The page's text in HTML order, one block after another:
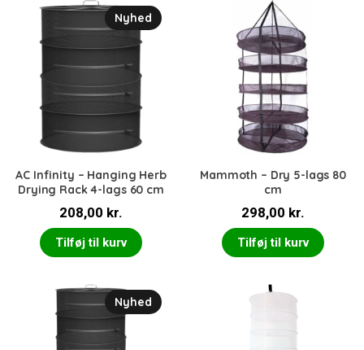
Nyhed
AC Infinity – Hanging Herb
Drying Rack 4-lags 60 cm
208,00 kr.
Tilføj til kurv
Mammoth – Dry 5-lags 80
cm
298,00 kr.
Tilføj til kurv
Nyhed